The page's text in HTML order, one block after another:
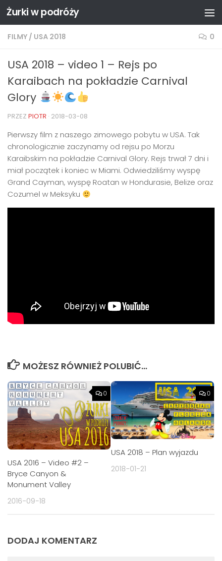
Przejdź do treści
Żurki w podróży
FILMY / USA 2018 0
USA 2018 – video 1 – Rejs po
Karaibach na pokładzie Carnival
Glory
PRZEZ PIOTR · 2018-03-08
Pierwszy film z naszego zimowego pobytu w USA. Tak
chronologicznie zaczynamy od rejsu po Morzu
Karaibskim na pokładzie Carnival Glory. Rejs trwał 7 dni i
miał początek i koniec w Miami. Odwiedziliśmy wyspę
Grand Cayman, wyspę Roatan w Hondurasie, Belize oraz
Cozumel w Meksyku
MOŻESZ RÓWNIEŻ POLUBIĆ…
0
USA 2016 – Video #2 –
Bryce Canyon &
Monument Valley
2016-09-18
0
USA 2018 – Plan wyjazdu
2018-01-21
DODAJ KOMENTARZ